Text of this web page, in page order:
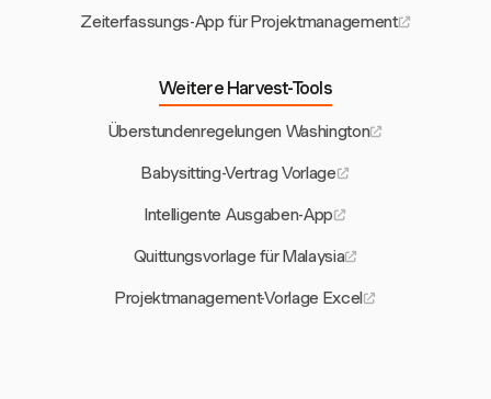
Zeiterfassungs-App für Projektmanagement
Weitere Harvest-Tools
Überstundenregelungen Washington
Babysitting-Vertrag Vorlage
Intelligente Ausgaben-App
Quittungsvorlage für Malaysia
Projektmanagement-Vorlage Excel